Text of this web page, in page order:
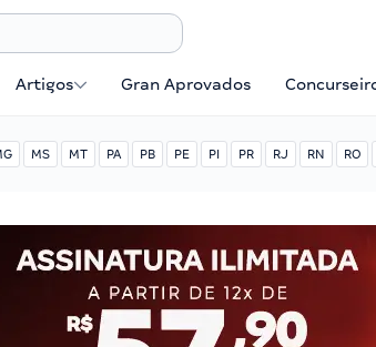
Artigos Gran Aprovados
MS MT PA PB PE PI PR RJ RN RO